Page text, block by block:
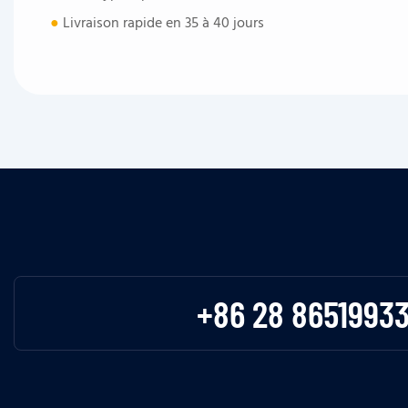
● Livraison rapide en 35 à 40 jours
+86 28 86519933